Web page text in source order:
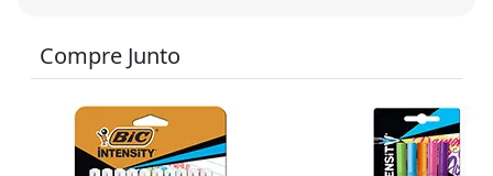
Compre Junto